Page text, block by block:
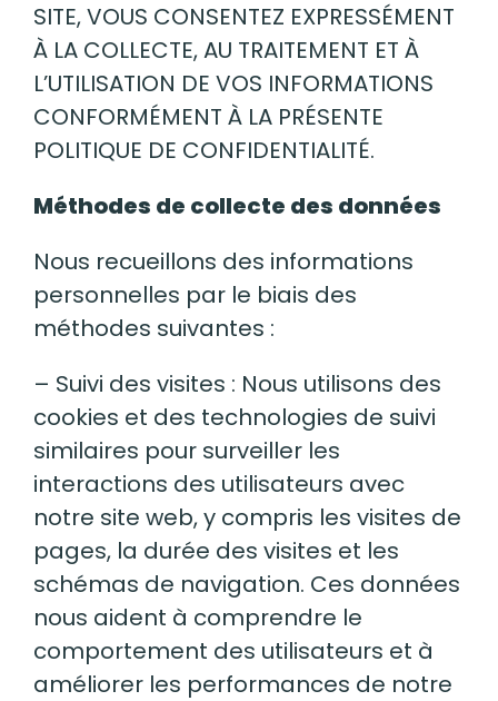
SITE, VOUS CONSENTEZ EXPRESSÉMENT
À LA COLLECTE, AU TRAITEMENT ET À
L’UTILISATION DE VOS INFORMATIONS
CONFORMÉMENT À LA PRÉSENTE
POLITIQUE DE CONFIDENTIALITÉ.
Méthodes de collecte des données
Nous recueillons des informations
personnelles par le biais des
méthodes suivantes :
– Suivi des visites : Nous utilisons des
cookies et des technologies de suivi
similaires pour surveiller les
interactions des utilisateurs avec
notre site web, y compris les visites de
pages, la durée des visites et les
schémas de navigation. Ces données
nous aident à comprendre le
comportement des utilisateurs et à
améliorer les performances de notre